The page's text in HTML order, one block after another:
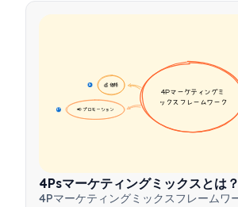
💰 価格
16
📢 プロモーション
17
4Pマーケティングミ
ックスフレームワーク
4Psマーケティングミックスとは
4Pマーケティングミックスフレームワ